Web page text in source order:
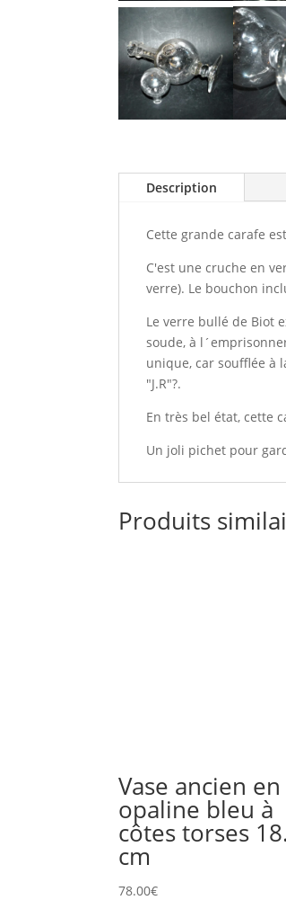
Description
Cette grande carafe
C'est une cruche en
verre). Le bouchon
Le verre bullé de Biot
soude, à
unique, car soufflée à
"J.R"?.
En très bel état, cette
Un joli pichet pour
Produits
Vase ancien en
opaline bleu à
côtes torses
cm
78.00€